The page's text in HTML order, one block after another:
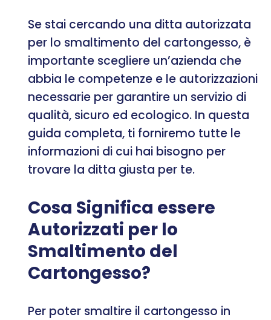
Se stai cercando una ditta autorizzata
per lo smaltimento del cartongesso, è
importante scegliere un’azienda che
abbia le competenze e le autorizzazioni
necessarie per garantire un servizio di
qualità, sicuro ed ecologico. In questa
guida completa, ti forniremo tutte le
informazioni di cui hai bisogno per
trovare la ditta giusta per te.
Cosa Significa essere
Autorizzati per lo
Smaltimento del
Cartongesso?
Per poter smaltire il cartongesso in